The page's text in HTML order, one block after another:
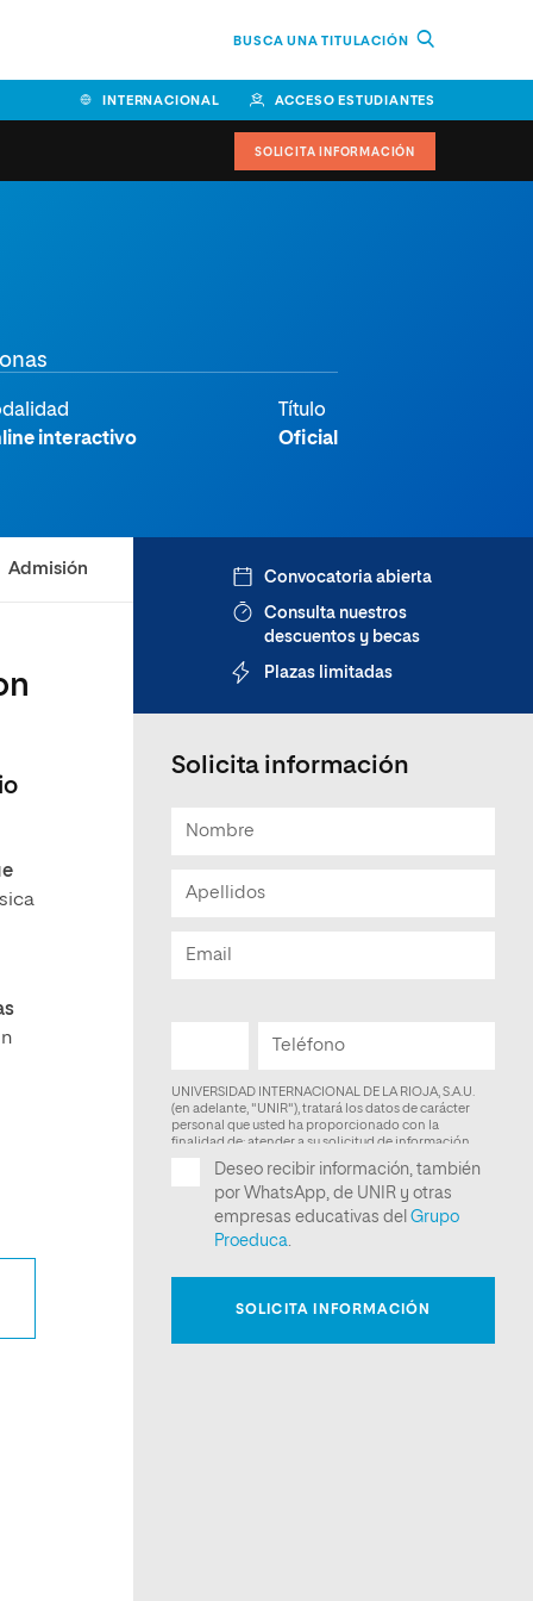
BUSCA UNA TITULACIÓN
INTERNACIONAL ACCESO ESTUDIANTES
SOLICITA INFORMACIÓN
interactivo
Título
Oficial
Admisión Convocatoria abierta
Consulta nuestros
descuentos y becas
Plazas limitadas
Solicita información